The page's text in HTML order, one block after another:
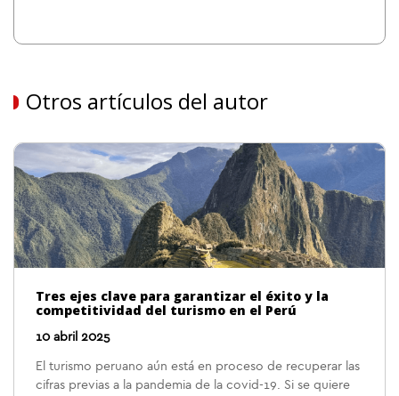
Otros artículos del autor
Tres ejes clave para garantizar el éxito y la
competitividad del turismo en el Perú
10 abril 2025
El turismo peruano aún está en proceso de recuperar las
cifras previas a la pandemia de la covid-19. Si se quiere